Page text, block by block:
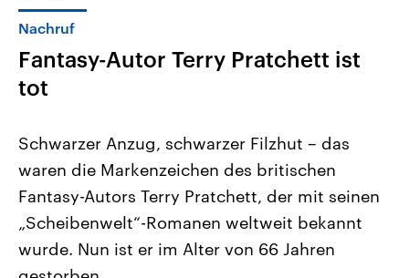
Themen
Landtagswahl Sachsen-Anhalt
2026
Alle Informationen
Sachsen-Anhalt wählt am 6.
September 2026 einen neuen
Landtag. Seit 2021 wird das
Bundesland von einer Koalition aus
Aktuelle Beiträge,
Hintergründe
Wirtschaftlich und
gehören die Vereinigten
den mächtigsten Ländern
Nachruf
Fantasy-Autor Terry Pratchett ist
tot
Schwarzer Anzug, schwarzer Filzhut – das
waren die Markenzeichen des britischen
Fantasy-Autors Terry Pratchett, der mit seinen
„Scheibenwelt“-Romanen weltweit bekannt
wurde. Nun ist er im Alter von 66 Jahren